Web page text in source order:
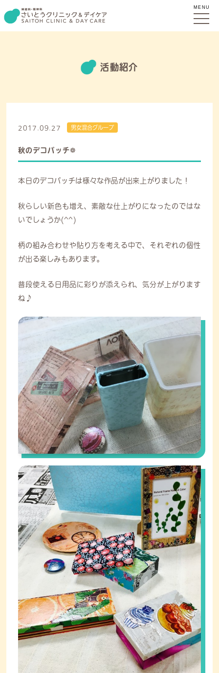
MENU
活動紹介
2017.09.27 男女混合グループ
秋のデコパッチ❁
本日のデコパッチは様々な作品が出来上がりました！
秋らしい新色も増え、素敵な仕上がりになったのではな
いでしょうか(^^)
柄の組み合わせや貼り方を考える中で、それぞれの個性
が出る楽しみもあります。
普段使える日用品に彩りが添えられ、気分が上がります
ね♪